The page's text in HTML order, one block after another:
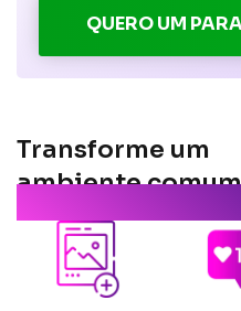
QUERO UM
Transforme um
ambiente comum